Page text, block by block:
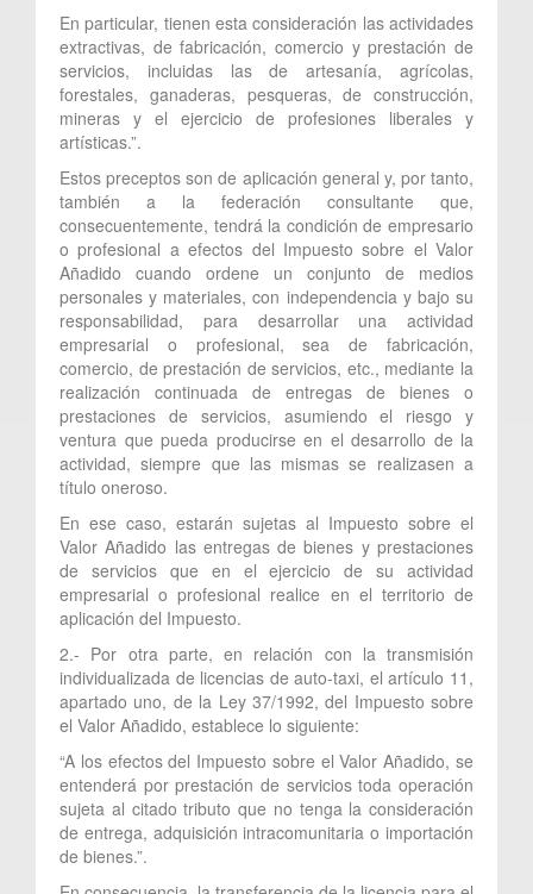
En particular, tienen esta consideración las actividades
extractivas, de fabricación, comercio y prestación de
servicios, incluidas las de artesanía, agrícolas,
forestales, ganaderas, pesqueras, de construcción,
mineras y el ejercicio de profesiones liberales y
artísticas.”.
Estos preceptos son de aplicación general y, por tanto,
también a la federación consultante que,
consecuentemente, tendrá la condición de empresario
o profesional a efectos del Impuesto sobre el Valor
Añadido cuando ordene un conjunto de medios
personales y materiales, con independencia y bajo su
responsabilidad, para desarrollar una actividad
empresarial o profesional, sea de fabricación,
comercio, de prestación de servicios, etc., mediante la
realización continuada de entregas de bienes o
prestaciones de servicios, asumiendo el riesgo y
ventura que pueda producirse en el desarrollo de la
actividad, siempre que las mismas se realizasen a
título oneroso.
En ese caso, estarán sujetas al Impuesto sobre el
Valor Añadido las entregas de bienes y prestaciones
de servicios que en el ejercicio de su actividad
empresarial o profesional realice en el territorio de
aplicación del Impuesto.
2.- Por otra parte, en relación con la transmisión
individualizada de licencias de auto-taxi, el artículo 11,
apartado uno, de la Ley 37/1992, del Impuesto sobre
el Valor Añadido, establece lo siguiente:
“A los efectos del Impuesto sobre el Valor Añadido, se
entenderá por prestación de servicios toda operación
sujeta al citado tributo que no tenga la consideración
de entrega, adquisición intracomunitaria o importación
de bienes.”.